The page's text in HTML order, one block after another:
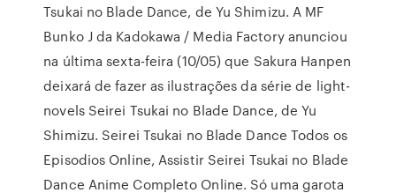
Tsukai no Blade Dance, de Yu Shimizu. A MF
Bunko J da Kadokawa / Media Factory anunciou
na última sexta-feira (10/05) que Sakura Hanpen
deixará de fazer as ilustrações da série de light-
novels Seirei Tsukai no Blade Dance, de Yu
Shimizu. Seirei Tsukai no Blade Dance Todos os
Episodios Online, Assistir Seirei Tsukai no Blade
Dance Anime Completo Online. Só uma garota